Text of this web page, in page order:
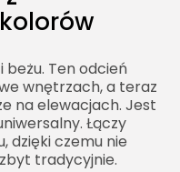
beżu. Ten odcień
wnętrzach, a teraz
na elewacjach. Jest
Łączy
dzięki czemu nie
tradycyjnie.